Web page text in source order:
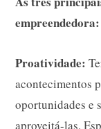
empreendedora:
Proatividade:
acontecimentos
oportunidades e
aproveitá-las.